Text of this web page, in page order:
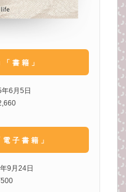
「書籍」
6月5日
電子書籍」
9月24日